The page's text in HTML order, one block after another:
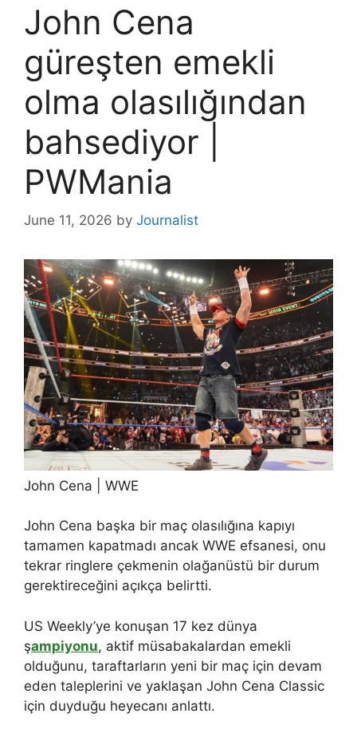
John Cena
güreşten emekli
olma olasılığından
bahsediyor |
PWMania
June 11, 2026 by Journalist
John Cena | WWE
John Cena başka bir maç olasılığına kapıyı
tamamen kapatmadı ancak WWE efsanesi, onu
tekrar ringlere çekmenin olağanüstü bir durum
gerektireceğini açıkça belirtti.
US Weekly’ye konuşan 17 kez dünya
şampiyonu, aktif müsabakalardan emekli
olduğunu, taraftarların yeni bir maç için devam
eden taleplerini ve yaklaşan John Cena Classic
için duyduğu heyecanı anlattı.